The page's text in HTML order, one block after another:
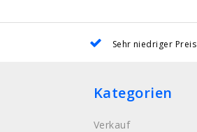
Sehr niedriger Preis
Kategorien
Verkauf